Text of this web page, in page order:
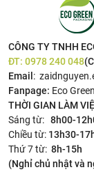
CÔNG TY TNHH
ĐT:0978 240 048
Email :
Fanpage: Eco
THỜI GIAN LÀM
Sáng từ:8h00-
Chiều từ: 13h30-
Thứ 7 từ:8h-15h
(Nghỉ chủ nhật và